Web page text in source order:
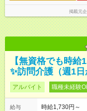
掲載元
【無資格でも時
✨訪問介護（週1
アルバイト 職種未経験
給与
時給1,730円～